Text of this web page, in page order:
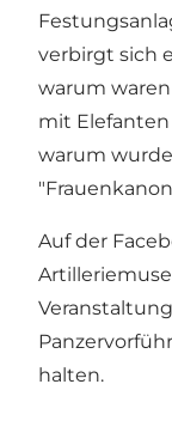
verbirgt sich
warum
mit
warum
Auf der
halten.